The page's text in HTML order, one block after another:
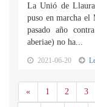
La Unió de
puso en marcha el
pasado año
aberiae) no ha...
2021-06-20
«Anterior
1 2 3